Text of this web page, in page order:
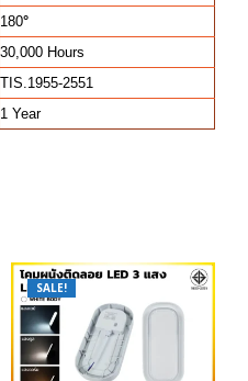
180°
30,000 Hours
TIS.1955-2551
1 Year
SALE!